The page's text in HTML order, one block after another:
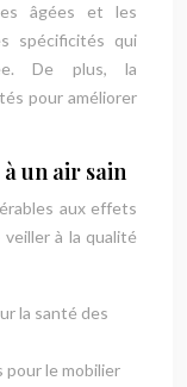
âgées et les
spécificités qui
De plus, la
pour améliorer
un air sain
aux effets
à la qualité
la santé des
pour le mobilier